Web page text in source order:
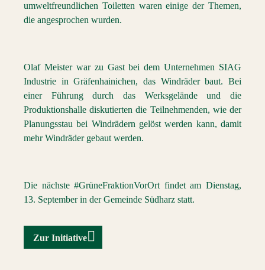
umweltfreundlichen Toiletten waren einige der Themen,
die angesprochen wurden.
Olaf Meister war zu Gast bei dem Unternehmen SIAG
Industrie in Gräfenhainichen, das Windräder baut. Bei
einer Führung durch das Werksgelände und die
Produktionshalle diskutierten die Teilnehmenden, wie der
Planungsstau bei Windrädern gelöst werden kann, damit
mehr Windräder gebaut werden.
Die nächste #GrüneFraktionVorOrt findet am Dienstag,
13. September in der Gemeinde Südharz statt.
Zur Initiative